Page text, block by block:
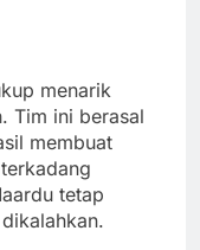
menarik
Tim ini berasal
membuat
tetap